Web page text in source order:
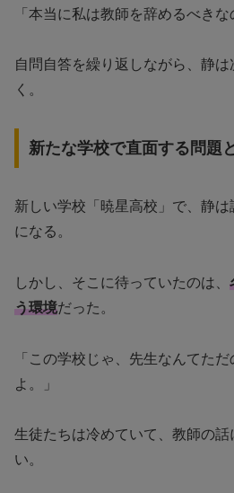
「本当に私は教師を辞めるべきな
自問自答を繰り返しながら、静
く。
新たな学校で直面する問題
新しい学校「暁星高校」で、静は
になる。
しかし、そこに待っていたのは、
う環境だった。
「この学校じゃ、先生なんてただ
よ。」
生徒たちは冷めていて、教師の
い。